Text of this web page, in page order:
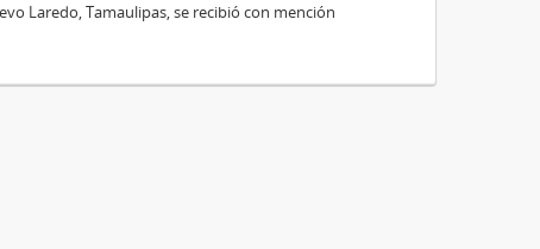
Laredo, Tamaulipas, se recibió con mención